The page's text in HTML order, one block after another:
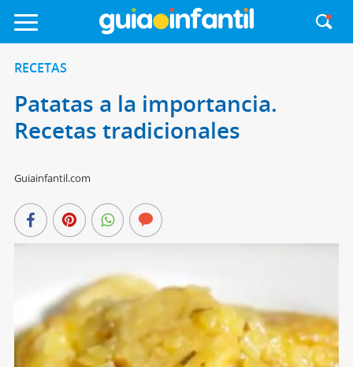
RECETAS
Patatas a la importancia.
Recetas tradicionales
Guiainfantil.com